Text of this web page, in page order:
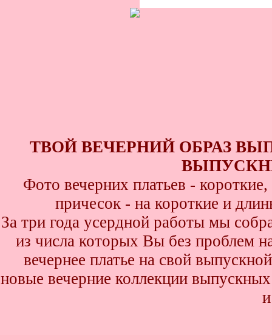
ТВОЙ ВЕЧЕРНИЙ ОБРАЗ
Фото вечерних платьев -
причесок - на короткие и
За три года усердной работы мы
из числа которых Вы без проблем
вечернее платье на свой
новые вечерние коллекции